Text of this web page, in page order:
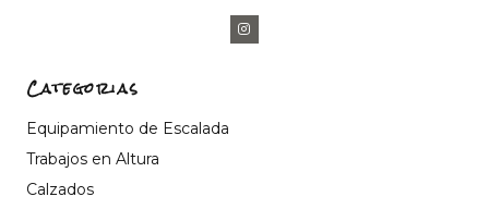
Categorias
Equipamiento de Escalada
Trabajos en Altura
Calzados